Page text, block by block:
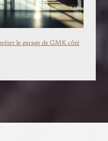
le garage de GMK côté